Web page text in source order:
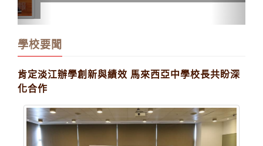
學校要聞
肯定淡江辦學創新與績效 馬來西亞中學校長共盼深
化合作